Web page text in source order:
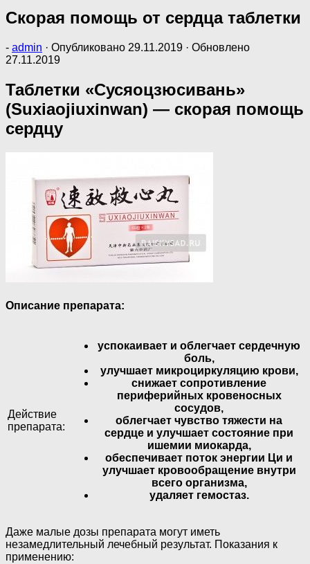
Скорая помощь от сердца таблетки
- admin · Опубликовано 29.11.2019 · Обновлено
27.11.2019
Таблетки «Сусяоцзюсивань»
(Suxiaojiuxinwan) — скорая помощь
сердцу
Описание препарата:
Действие
препарата:
успокаивает и облегчает сердечную
боль,
улучшает микроциркуляцию крови,
снижает сопротивление
периферийных кровеносных
сосудов,
облегчает чувство тяжести на
сердце и улучшает состояние при
ишемии миокарда,
обеспечивает поток энергии Ци и
улучшает кровообращение внутри
всего организма,
удаляет гемостаз.
Даже малые дозы препарата могут иметь
незамедлительный лечебный результат. Показания к
применению: